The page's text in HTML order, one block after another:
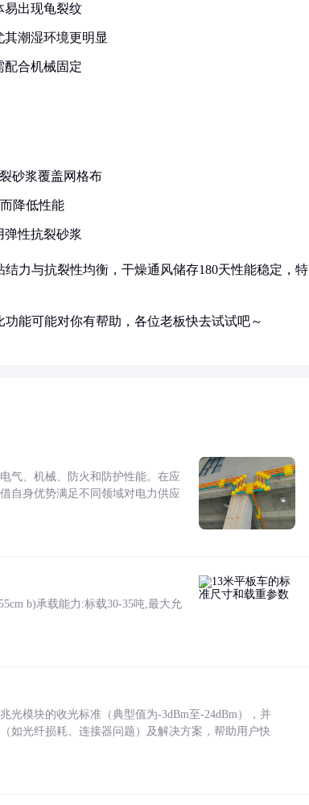
易出现龟裂纹
其潮湿环境更明显
配合机械固定
砂浆覆盖网格布
降低性能
性抗裂砂浆
力与抗裂性均衡，干燥通风储存180天性能稳定，特
能可能对你有帮助，各位老板快去试试吧～
气、机械、防火和防护性能。在应
自身优势满足不同领域对电力供应
b)承载能力:标载30-35吨,最大允
光模块的收光标准（典型值为-3dBm至-24dBm），并
如光纤损耗、连接器问题）及解决方案，帮助用户快